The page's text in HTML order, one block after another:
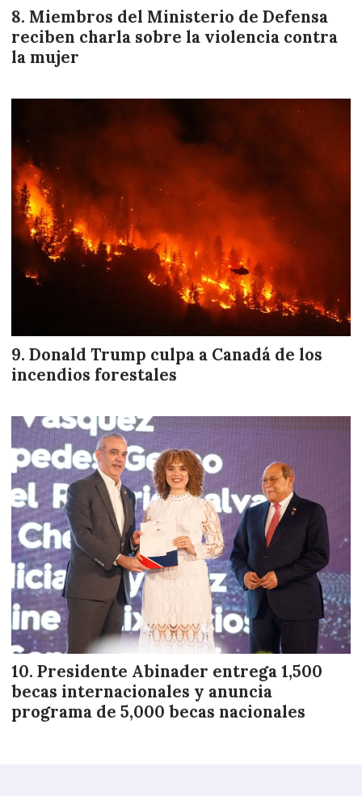
Miembros del Ministerio de Defensa
reciben charla sobre la violencia contra
la mujer
Donald Trump culpa a Canadá de los
incendios forestales
Presidente Abinader entrega 1,500
becas internacionales y anuncia
programa de 5,000 becas nacionales